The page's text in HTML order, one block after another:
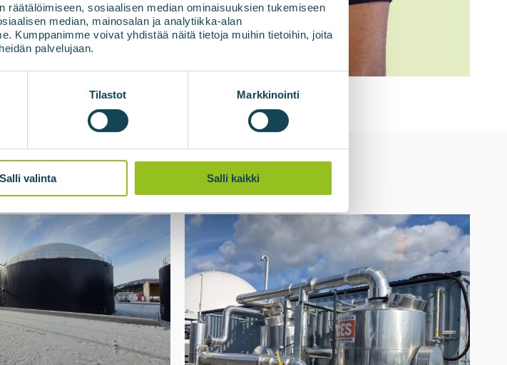
sosiaalisen median ominaisuuksien tukemiseen
median, mainosalan ja analytiikka-alan
Kumppanimme voivat yhdistää näitä tietoja muihin tietoihin, joita
palvelujaan.
Tilastot Markkinointi
Salli valinta Salli kaikki